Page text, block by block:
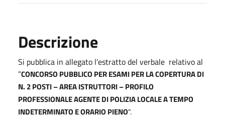
Descrizione
Si pubblica in allegato l'estratto del verbale relativo al
"CONCORSO PUBBLICO PER ESAMI PER LA COPERTURA DI
N. 2 POSTI – AREA ISTRUTTORI – PROFILO
PROFESSIONALE AGENTE DI POLIZIA LOCALE A TEMPO
INDETERMINATO E ORARIO PIENO".